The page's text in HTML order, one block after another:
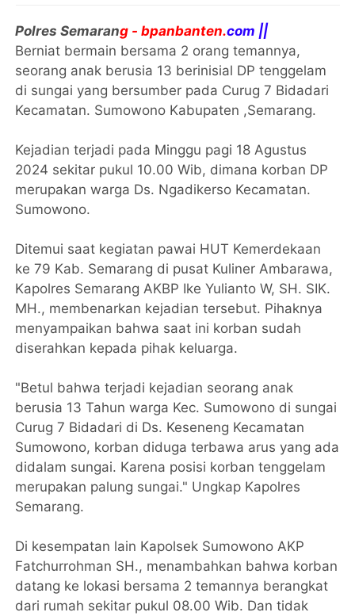
Polres Semarang - bpanbanten.com ||
Berniat bermain bersama 2 orang temannya,
seorang anak berusia 13 berinisial DP tenggelam
di sungai yang bersumber pada Curug 7 Bidadari
Kecamatan. Sumowono Kabupaten ,Semarang.
Kejadian terjadi pada Minggu pagi 18 Agustus
2024 sekitar pukul 10.00 Wib, dimana korban DP
merupakan warga Ds. Ngadikerso Kecamatan.
Sumowono.
Ditemui saat kegiatan pawai HUT Kemerdekaan
ke 79 Kab. Semarang di pusat Kuliner Ambarawa,
Kapolres Semarang AKBP Ike Yulianto W, SH. SIK.
MH., membenarkan kejadian tersebut. Pihaknya
menyampaikan bahwa saat ini korban sudah
diserahkan kepada pihak keluarga.
"Betul bahwa terjadi kejadian seorang anak
berusia 13 Tahun warga Kec. Sumowono di sungai
Curug 7 Bidadari di Ds. Keseneng Kecamatan
Sumowono, korban diduga terbawa arus yang ada
didalam sungai. Karena posisi korban tenggelam
merupakan palung sungai." Ungkap Kapolres
Semarang.
Di kesempatan lain Kapolsek Sumowono AKP
Fatchurrohman SH., menambahkan bahwa korban
datang ke lokasi bersama 2 temannya berangkat
dari rumah sekitar pukul 08.00 Wib. Dan tidak